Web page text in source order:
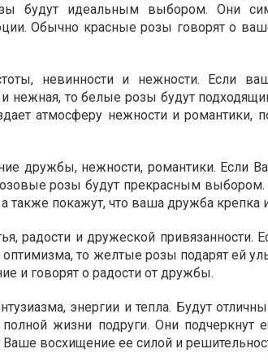
будут идеальным выбором. Они
Обычно красные розы говорят о
невинности и нежности. Если
нежная, то белые розы будут
атмосферу нежности и романтики,
дружбы, нежности, романтики. Если
розы будут прекрасным
также покажут, что ваша дружба крепка
радости и дружеской привязанности.
оптимизма, то желтые розы подарят ей
и говорят о радости от дружбы.
энергии и тепла. Будут
жизни подруги. Они подчеркнут
Ваше восхищение ее силой и